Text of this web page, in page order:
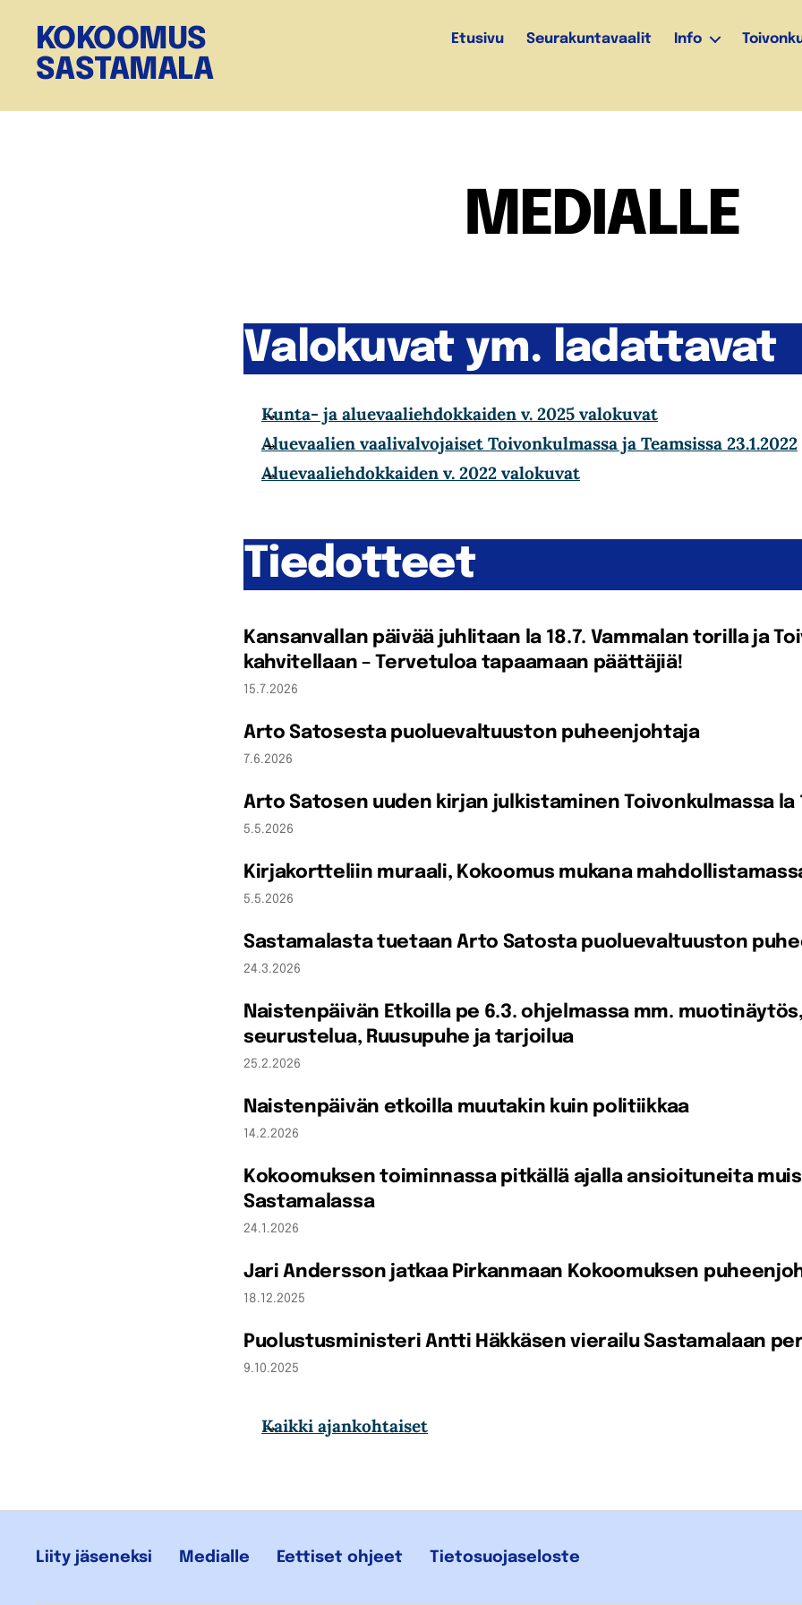
KOKOOMUS
SASTAMALA
Etusivu Seurakuntavaalit Info
MEDIALLE
Valokuvat ym. ladattavat
Kunta- ja aluevaaliehdokkaiden v. 2025 valokuvat
Aluevaalien vaalivalvojaiset Toivonkulmassa ja Teamsissa 23.1.2022
Aluevaaliehdokkaiden v. 2022 valokuvat
Tiedotteet
Kansanvallan päivää juhlitaan la 18.7. Vammalan torilla ja
kahvitellaan – Tervetuloa tapaamaan päättäjiä!
15.7.2026
Arto Satosesta puoluevaltuuston puheenjohtaja
7.6.2026
Arto Satosen uuden kirjan julkistaminen Toivonkulmassa la
5.5.2026
Kirjakortteliin muraali, Kokoomus mukana
5.5.2026
Sastamalasta tuetaan Arto Satosta puoluevaltuuston
24.3.2026
Naistenpäivän Etkoilla pe 6.3. ohjelmassa mm.
seurustelua, Ruusupuhe ja tarjoilua
25.2.2026
Naistenpäivän etkoilla muutakin kuin politiikkaa
14.2.2026
Kokoomuksen toiminnassa pitkällä ajalla ansioituneita
Sastamalassa
24.1.2026
Jari Andersson jatkaa Pirkanmaan Kokoomuksen
18.12.2025
Puolustusministeri Antti Häkkäsen vierailu Sastamalaan
9.10.2025
Kaikki ajankohtaiset
Liity jäseneksi Medialle Eettiset ohjeet Tietosuojaseloste